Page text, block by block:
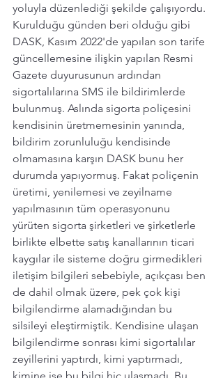
yoluyla düzenlediği şekilde çalışıyordu.
Kurulduğu günden beri olduğu gibi
DASK, Kasım 2022'de yapılan son tarife
güncellemesine ilişkin yapılan Resmi
Gazete duyurusunun ardından
sigortalılarına SMS ile bildirimlerde
bulunmuş. Aslında sigorta poliçesini
kendisinin üretmemesinin yanında,
bildirim zorunluluğu kendisinde
olmamasına karşın DASK bunu her
durumda yapıyormuş. Fakat poliçenin
üretimi, yenilemesi ve zeyilname
yapılmasının tüm operasyonunu
yürüten sigorta şirketleri ve şirketlerle
birlikte elbette satış kanallarının ticari
kaygılar ile sisteme doğru girmedikleri
iletişim bilgileri sebebiyle, açıkçası ben
de dahil olmak üzere, pek çok kişi
bilgilendirme alamadığından bu
silsileyi eleştirmiştik. Kendisine ulaşan
bilgilendirme sonrası kimi sigortalılar
zeyillerini yaptırdı, kimi yaptırmadı,